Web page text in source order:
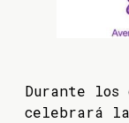
Durante
celebrará la